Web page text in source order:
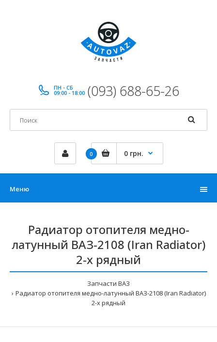
ПН - СБ
09:00 - 18:00 (093) 688-65-26
0 0 грн.
Меню
Радиатор отопителя медно-
латунный ВАЗ-2108 (Iran Radiator)
2-х рядный
Запчасти ВАЗ
Радиатор отопителя медно-латунный ВАЗ-2108 (Iran Radiator)
2-х рядный